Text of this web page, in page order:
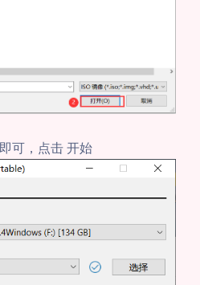
可，点击 开始